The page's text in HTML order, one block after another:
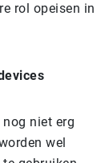
rol opeisen in
niet erg
wel